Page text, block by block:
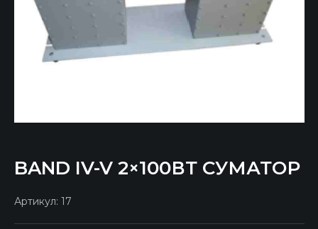
BAND IV-V 2×100ВТ СУМАТОР
Артикул: 17